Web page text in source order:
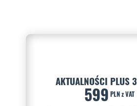
AKTUALNOŚCI PLUS
599 PLN z VAT